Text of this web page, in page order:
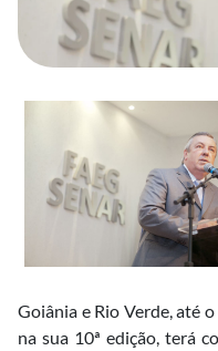
Goiânia e Rio Verde, até
na sua 10ª edição, terá